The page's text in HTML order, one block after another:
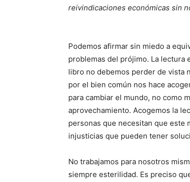
reivindicaciones económicas sin
Podemos afirmar sin miedo a
problemas del prójimo. La lectura
libro no debemos perder de vista
por el bien común nos hace
para cambiar el mundo, no como
aprovechamiento. Acogemos la
personas que necesitan que este
injusticias que pueden tener
No trabajamos para nosotros
siempre esterilidad. Es preciso